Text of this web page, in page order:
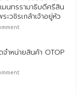
มนทรรามาธิบดีศรีสิน
วชิรเกล้าเจ้าอยู่หัว
ำหน่ายสินค้า OTOP